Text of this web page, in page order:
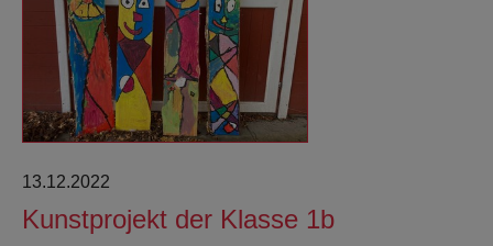
13.12.2022
Kunstprojekt der Klasse 1b